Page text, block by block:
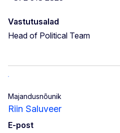
Vastutusalad
Head of Political Team
Majandusnõunik
Riin Saluveer
E-post